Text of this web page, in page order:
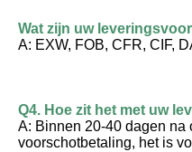
Wat zijn uw
A: EXW, FOB, CFR, CIF,
Q4. Hoe zit het met uw
A: Binnen 20-40 dagen na
voorschotbetaling, het is